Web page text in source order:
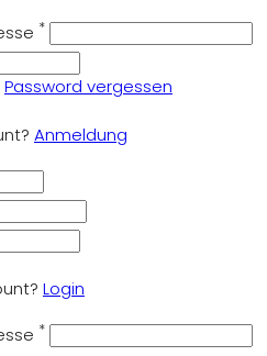
*
Password vergessen
Anmeldung
Login
*